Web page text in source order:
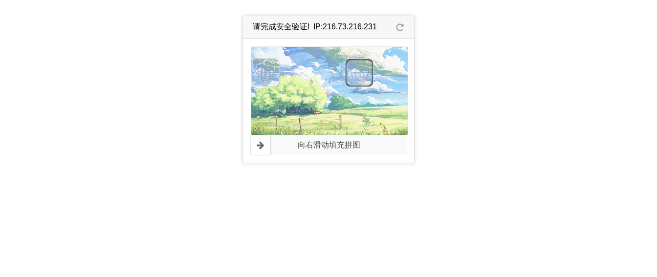
请完成安全验证! IP:216.73.216.231
向右滑动填充拼图